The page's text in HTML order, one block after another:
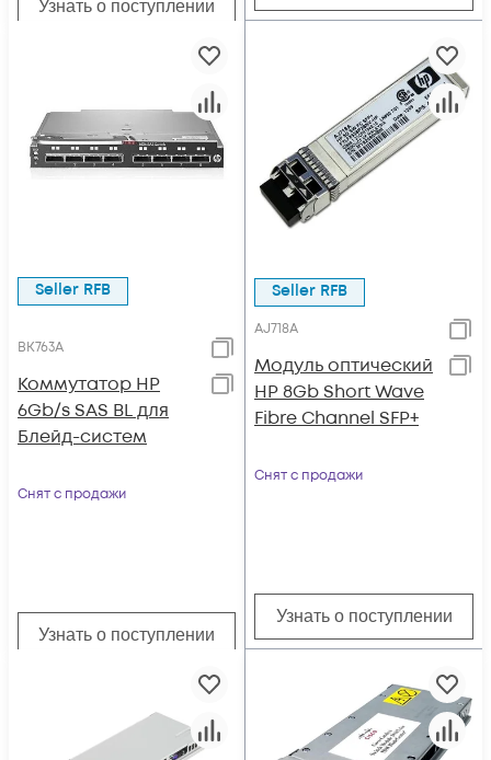
Узнать о поступлении
Seller RFB
BK763A
Коммутатор HP
6Gb/s SAS BL для
Блейд-систем
Снят с продажи
Узнать о поступлении
Seller RFB
AJ718A
Модуль оптический
HP 8Gb Short Wave
Fibre Channel SFP+
Снят с продажи
Узнать о поступлении